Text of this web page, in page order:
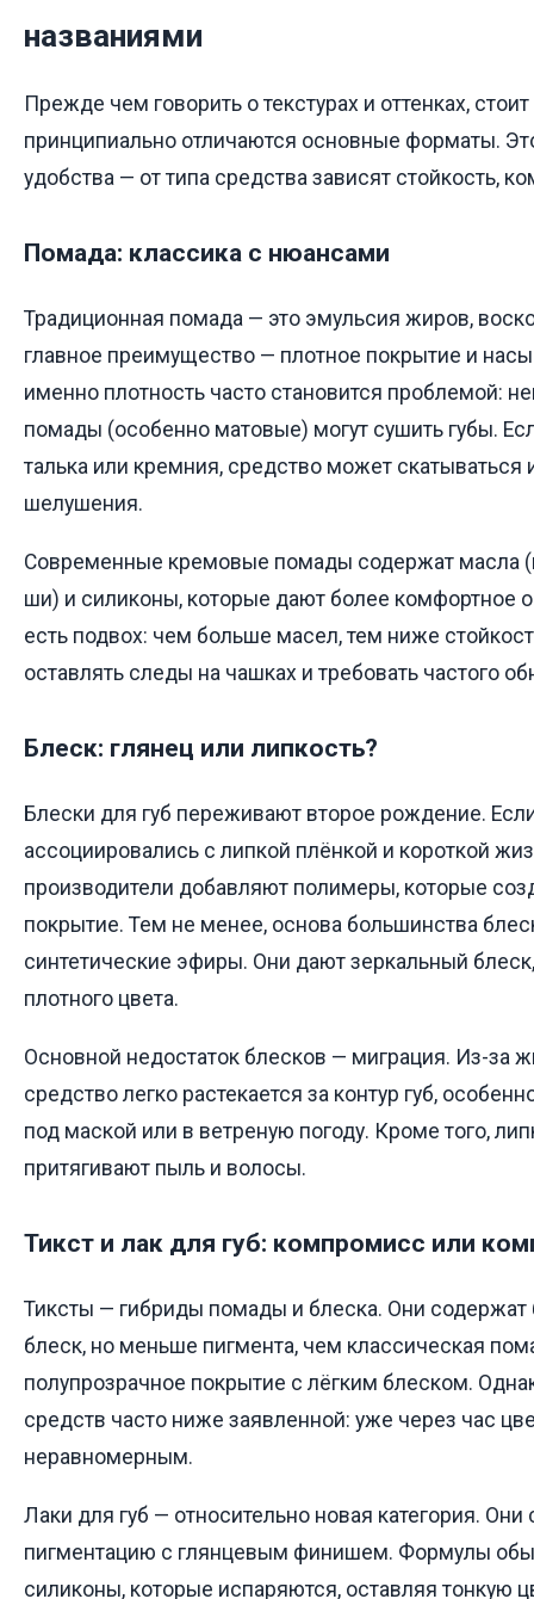
названиями
Прежде чем говорить о текстурах и оттенках,
принципиально отличаются основные форматы.
удобства — от типа средства зависят стойкость,
Помада: классика с нюансами
Традиционная помада — это эмульсия жиров,
главное преимущество — плотное покрытие и
именно плотность часто становится проблемой:
помады (особенно матовые) могут сушить губы.
талька или кремния, средство может скатываться
шелушения.
Современные кремовые помады содержат масла
ши) и силиконы, которые дают более комфортное
есть подвох: чем больше масел, тем ниже
оставлять следы на чашках и требовать частого
Блеск: глянец или липкость?
Блески для губ переживают второе рождение.
ассоциировались с липкой плёнкой и короткой
производители добавляют полимеры, которые
покрытие. Тем не менее, основа большинства
синтетические эфиры. Они дают зеркальный
плотного цвета.
Основной недостаток блесков — миграция. Из-за
средство легко растекается за контур губ,
под маской или в ветреную погоду. Кроме того,
притягивают пыль и волосы.
Тикст и лак для губ: компромисс или
Тиксты — гибриды помады и блеска. Они содержат
блеск, но меньше пигмента, чем классическая
полупрозрачное покрытие с лёгким блеском.
средств часто ниже заявленной: уже через час
неравномерным.
Лаки для губ — относительно новая категория.
пигментацию с глянцевым финишем. Формулы
силиконы, которые испаряются, оставляя тонкую